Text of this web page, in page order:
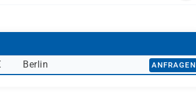
Berlin ANFRAGEN